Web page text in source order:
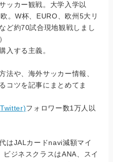
ッカー観戦。大学入学以
。W杯、EURO、欧州5大リ
ど約70試合現地観戦しまし
）
入する主義。
法や、海外サッカー情報、
コツを記事にまとめてま
フォロワー数1万人以
はJALカードnavi減額マイ
ジネスクラスはANA、スイ